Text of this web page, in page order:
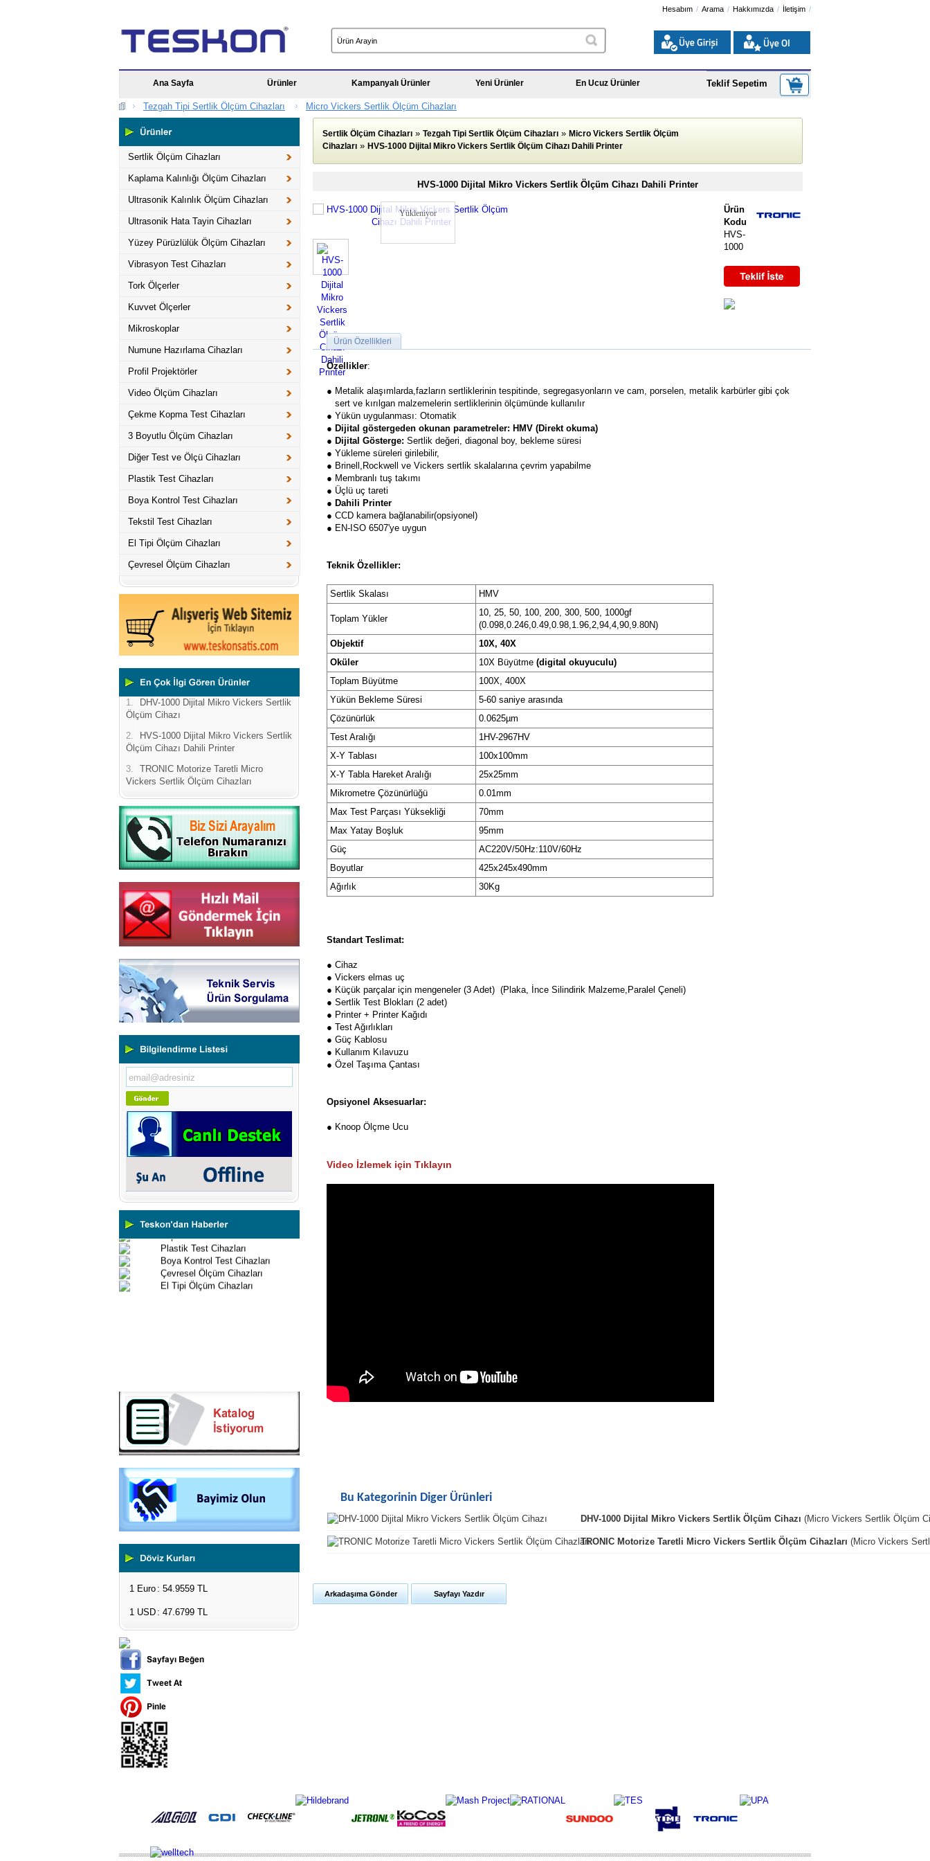
Hesabım Arama Hakkımızda İletişim
Ana Sayfa Ürünler Kampanyalı Ürünler Yeni Ürünler En Ucuz Ürünler Teklif Sepetim
Tezgah Tipi Sertlik Ölçüm Cihazları Micro Vickers Sertlik Ölçüm Cihazları
Sertlik Ölçüm Cihazları
Kaplama Kalınlığı Ölçüm Cihazları
Ultrasonik Kalınlık Ölçüm Cihazları
Ultrasonik Hata Tayin Cihazları
Yüzey Pürüzlülük Ölçüm Cihazları
Vibrasyon Test Cihazları
Tork Ölçerler
Kuvvet Ölçerler
Mikroskoplar
Numune Hazırlama Cihazları
Profil Projektörler
Video Ölçüm Cihazları
Çekme Kopma Test Cihazları
3 Boyutlu Ölçüm Cihazları
Diğer Test ve Ölçü Cihazları
Plastik Test Cihazları
Boya Kontrol Test Cihazları
Tekstil Test Cihazları
El Tipi Ölçüm Cihazları
Çevresel Ölçüm Cihazları
1.
DHV-1000 Dijital Mikro Vickers Sertlik
Ölçüm Cihazı
2.
HVS-1000 Dijital Mikro Vickers Sertlik
Ölçüm Cihazı Dahili Printer
3.
TRONIC Motorize Taretli Micro
Vickers Sertlik Ölçüm Cihazları
Yeni Binamıza TAŞINDIK
Portatif ve Tezgah Tipi Sertlik
Ölçüm Cihazları
Kaplama Kalınlığı Ölçüm
Cihazları
Cihazları
Yüzey Pürüzlülük Ölçüm
Vİbrasyon Test Cihazları
Mikroskoplar
Numune Hazırlama Cihazları
Profil Projektörler
Video Ölçüm Sistemleri
3 Boyutlu Ölçüm Cihazları
Beton Test Cihazları
Impact Test Cihazları
Boya Kontrol Test Cihazları
Çevresel Ölçüm Cihazları
El Tipi Ölçüm Cihazları
1 Euro : 54.9559 TL
1 USD : 47.6799 TL
Sertlik Ölçüm Cihazları » Tezgah Tipi Sertlik Ölçüm Cihazları » Micro Vickers Sertlik Ölçüm
Cihazları » HVS-1000 Dijital Mikro Vickers Sertlik Ölçüm Cihazı Dahili Printer
HVS-1000 Dijital Mikro Vickers Sertlik Ölçüm Cihazı Dahili Printer
Yükleniyor
Ürün
Kodu
HVS-
1000
Ürün Özellikleri
Özellikler:
● Metalik alaşımlarda,fazların sertliklerinin tespitinde, segregasyonların ve cam, porselen, metalik karbürler gibi çok
sert ve kırılgan malzemelerin sertliklerinin ölçümünde kullanılır
● Yükün uygulanması: Otomatik
● Dijital göstergeden okunan parametreler: HMV (Direkt okuma)
● Dijital Gösterge: Sertlik değeri, diagonal boy, bekleme süresi
● Yükleme süreleri girilebilir,
● Brinell,Rockwell ve Vickers sertlik skalalarına çevrim yapabilme
● Membranlı tuş takımı
● Üçlü uç tareti
● Dahili Printer
● CCD kamera bağlanabilir(opsiyonel)
● EN-ISO 6507'ye uygun
Teknik Özellikler:
Sertlik Skalası HMV
Toplam Yükler
10, 25, 50, 100, 200, 300, 500, 1000gf
(0.098,0.246,0.49,0.98,1.96,2,94,4,90,9.80N)
Objektif
10X, 40X
Oküler
10X Büyütme (digital okuyuculu)
Toplam Büyütme
100X, 400X
Yükün Bekleme Süresi
5-60 saniye arasında
Çözünürlük
0.0625µm
Test Aralığı
1HV-2967HV
X-Y Tablası
100x100mm
X-Y Tabla Hareket Aralığı
25x25mm
Mikrometre Çözünürlüğü
0.01mm
Max Test Parçası Yüksekliği
70mm
Max Yatay Boşluk
95mm
Güç
AC220V/50Hz:110V/60Hz
Boyutlar
425x245x490mm
Ağırlık
30Kg
Standart Teslimat:
● Cihaz
● Vickers elmas uç
● Küçük parçalar için mengeneler (3 Adet) (Plaka, İnce Silindirik Malzeme,Paralel Çeneli)
● Sertlik Test Blokları (2 adet)
● Printer + Printer Kağıdı
● Test Ağırlıkları
● Güç Kablosu
● Kullanım Kılavuzu
● Özel Taşıma Çantası
Opsiyonel Aksesuarlar:
● Knoop Ölçme Ucu
Video İzlemek için Tıklayın
Bu Kategorinin Diger Ürünleri
DHV-1000 Dijital Mikro Vickers Sertlik Ölçüm Cihazı (Micro Vickers Sertlik Ölçüm
TRONIC Motorize Taretli Micro Vickers Sertlik Ölçüm Cihazları (Micro Vickers
Arkadaşıma Gönder Sayfayı Yazdır